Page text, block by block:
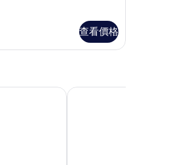
查看價格
墾丁怡灣渡假酒店